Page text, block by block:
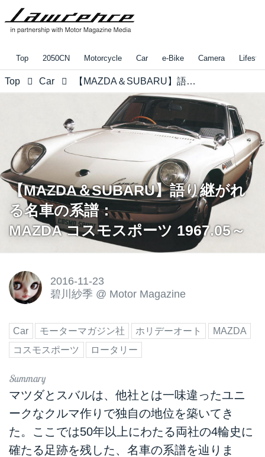
Top 2050CN Motorcycle Car e-Bike Camera
Top Car 【MAZDA＆SUBARU】語り継がれる名車の系譜： MAZDA コスモスポーツ 1967.05～
【MAZDA＆SUBARU】語り継がれ
る名車の系譜：
MAZDA コスモスポーツ 1967.05～
2016-11-23
碧川紗季 @ Motor Magazine
Car モーターマガジン社 ホリデーオート
MAZDA
コスモスポーツ
ロータリー
マツダとスバルは、他社とは一味違ったユニ
ークなクルマ作りで独自の地位を築いてき
た。ここでは50年以上にわたる両社の4輪史に
確たる足跡を残した、名車の系譜を辿りま